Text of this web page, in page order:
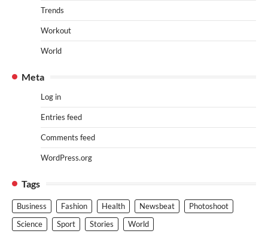
Trends
Workout
World
Meta
Log in
Entries feed
Comments feed
WordPress.org
Tags
Business Fashion Health Newsbeat
Photoshoot
Science
Sport Stories World